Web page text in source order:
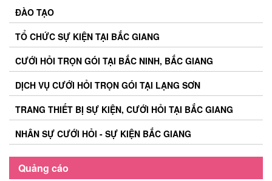
ĐÀO TẠO
TỔ CHỨC SỰ KIỆN TẠI BẮC GIANG
CƯỚI HỎI TRỌN GÓI TẠI BẮC NINH, BẮC GIANG
DỊCH VỤ CƯỚI HỎI TRỌN GÓI TẠI LẠNG SƠN
TRANG THIẾT BỊ SỰ KIỆN, CƯỚI HỎI TẠI BẮC GIANG
NHÂN SỰ CƯỚI HỎI - SỰ KIỆN BẮC GIANG
Quảng cáo